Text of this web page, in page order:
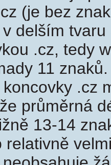
(je bez
delším
.cz, tedy
11
.cz
průměrná
13-14
relativně